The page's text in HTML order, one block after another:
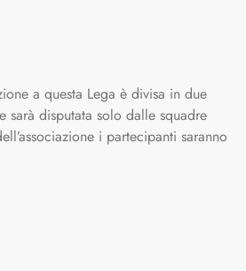
a questa Lega è divisa in due
disputata solo dalle squadre
i partecipanti saranno